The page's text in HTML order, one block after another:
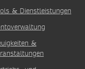
& Dienstleistungen
&